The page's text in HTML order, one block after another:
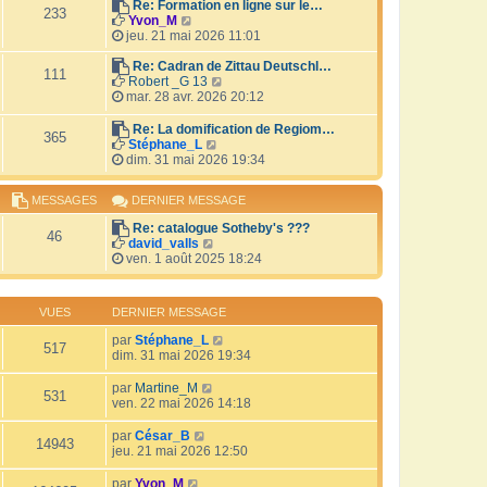
i
r
m
e
s
s
a
g
e
r
e
d
e
r
n
i
e
m
e
s
s
a
g
e
233
Re: Formation en ligne sur le…
Yvon_M
o
i
r
l
e
d
e
r
n
i
e
r
m
e
s
s
a
g
e
jeu. 21 mai 2026 11:01
111
Re: Cadran de Zittau Deutschl…
Robert _G 13
o
i
r
e
d
e
r
n
i
r
m
e
s
s
g
e
mar. 28 avr. 2026 20:12
365
Re: La domification de Regiom…
Stéphane_L
o
i
r
l
e
d
e
r
n
i
e
r
m
e
s
a
g
dim. 31 mai 2026 19:34
MESSAGES DERNIER MESSAGE
46
Re: catalogue Sotheby's ???
david_valls
o
i
e
d
e
r
e
r
e
s
ven. 1 août 2025 18:24
VUES DERNIER MESSAGE
517 par Stéphane_L
dim. 31 mai 2026 19:34
531 par Martine_M
ven. 22 mai 2026 14:18
14943 par César_B
jeu. 21 mai 2026 12:50